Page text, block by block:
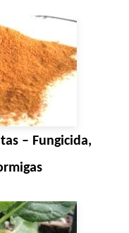
– Fungicida,